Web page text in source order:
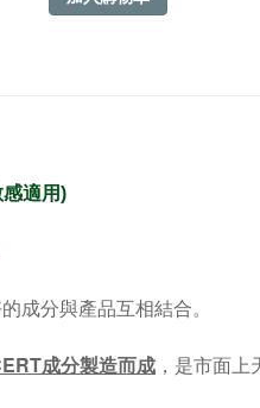
適用)
成分與產品互相結合。
成分製造而成 ，是市面